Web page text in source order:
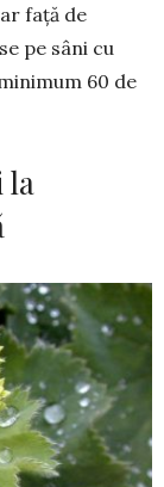
faţă de
pe sâni cu
60 de
la